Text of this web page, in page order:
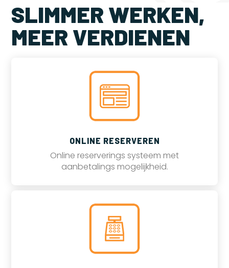
SLIMMER WERKEN,
MEER VERDIENEN
ONLINE RESERVEREN
Online reserverings systeem met
aanbetalings mogelijkheid.